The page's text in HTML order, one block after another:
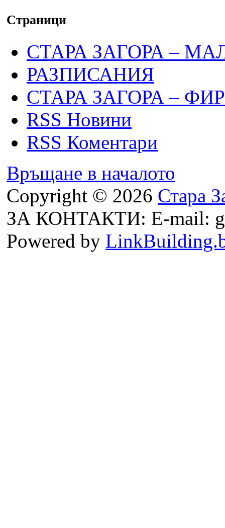
Страници
СТАРА ЗАГОРА –
РАЗПИСАНИЯ
СТАРА ЗАГОРА –
RSS Новини
RSS Коментари
Връщане в началото
Copyright © 2026 Стара
ЗА КОНТАКТИ: E-mail:
Powered by